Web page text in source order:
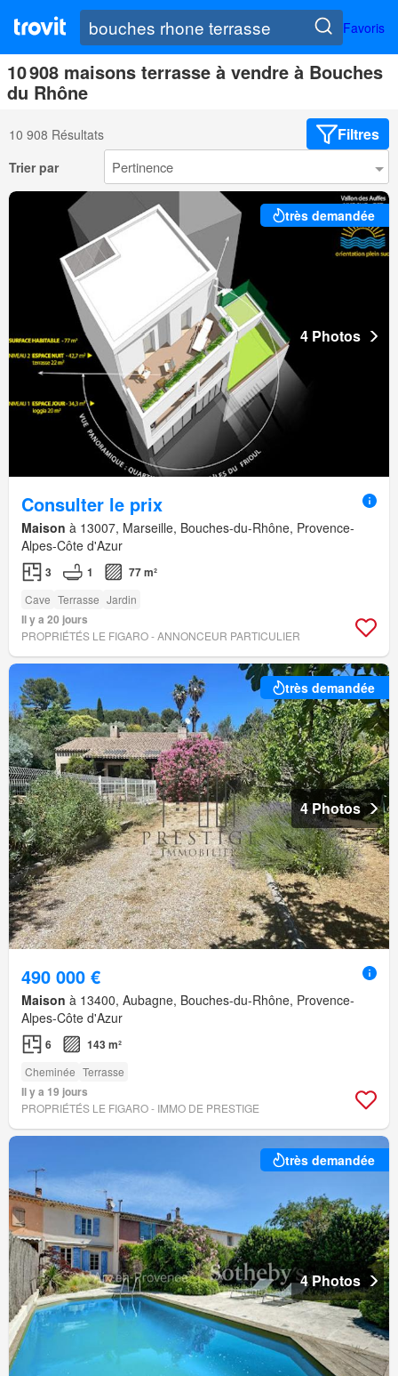
Favoris
10 908 maisons terrasse à vendre à Bouches
du Rhône
10 908 Résultats Filtres
Trier par
très demandée
4 Photos
Consulter le prix
Maison à 13007, Marseille, Bouches-du-Rhône, Provence-
Alpes-Côte d'Azur
3 1 77 m²
Cave Terrasse Jardin
Il y a 20 jours
PROPRIÉTÉS LE FIGARO - ANNONCEUR PARTICULIER
très demandée
4 Photos
490 000 €
Maison à 13400, Aubagne, Bouches-du-Rhône, Provence-
Alpes-Côte d'Azur
6 143 m²
Cheminée Terrasse
Il y a 19 jours
PROPRIÉTÉS LE FIGARO - IMMO DE PRESTIGE
très demandée
4 Photos